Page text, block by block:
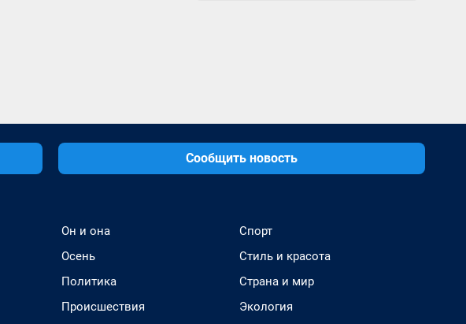
Сообщить новость
Он и она
Осень
Политика
Происшествия
Спорт
Стиль и красота
Страна и мир
Экология